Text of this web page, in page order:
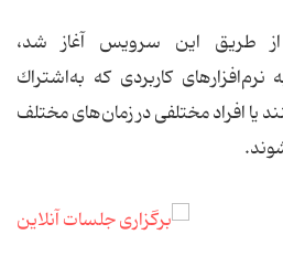
طریق این سرویس آغاز شد،
كاربردی كه به‌اشتراك
یا افراد مختلفی در زمان‌های مختلف